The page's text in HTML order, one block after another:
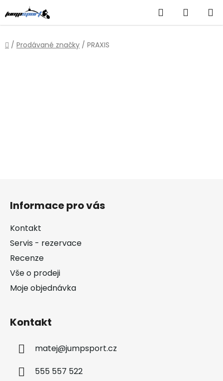
na
obsah
Hledat
KOŠÍK
Domů
/ Prodávané značky / PRAXIS
Informace pro vás
Kontakt
Servis - rezervace
Recenze
Vše o prodeji
Moje objednávka
Kontakt
matej@jumpsport.cz
555 557 522